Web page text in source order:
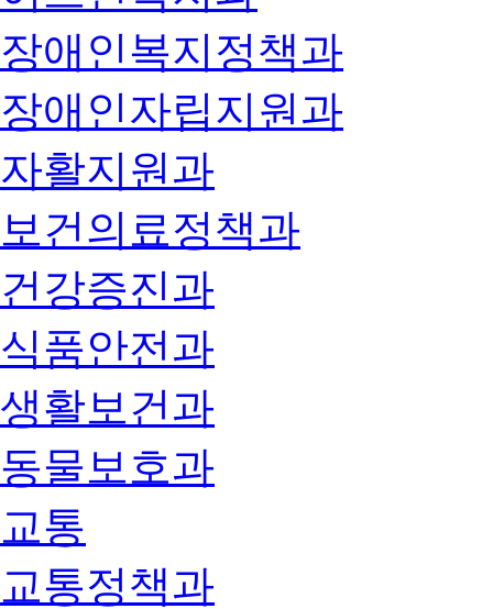
장애인복지정책과
장애인자립지원과
자활지원과
보건의료정책과
건강증진과
식품안전과
생활보건과
동물보호과
교통
교통정책과